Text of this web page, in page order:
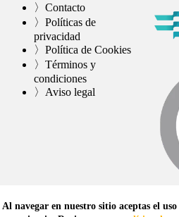
Al navegar en nuestro sitio aceptas el
〉Contacto
〉Políticas de
privacidad
〉Política de Cookies
〉Términos y
condiciones
〉Aviso legal